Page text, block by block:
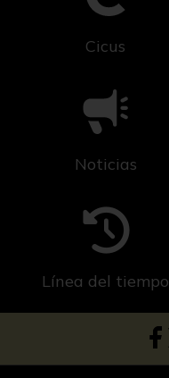
Cicus
Noticias
Línea del tiempo